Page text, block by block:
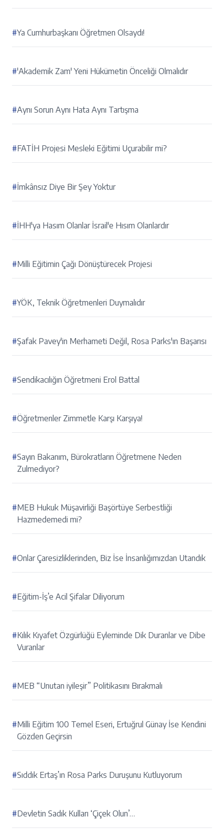
#Ya Cumhurbaşkanı Öğretmen Olsaydı!
#'Akademik Zam' Yeni Hükümetin Önceliği Olmalıdır
#Aynı Sorun Aynı Hata Aynı Tartışma
#FATİH Projesi Mesleki Eğitimi Uçurabilir mi?
#İmkânsız Diye Bir Şey Yoktur
#İHH'ya Hasım Olanlar İsrail'e Hısım Olanlardır
#Milli Eğitimin Çağı Dönüştürecek Projesi
#YÖK, Teknik Öğretmenleri Duymalıdır
#Şafak Pavey'in Merhameti Değil, Rosa Parks'ın Başarısı
#Sendikacılığın Öğretmeni Erol Battal
#Öğretmenler Zimmetle Karşı Karşıya!
#Sayın Bakanım, Bürokratların Öğretmene Neden
Zulmediyor?
#MEB Hukuk Müşavirliği Başörtüye Serbestliği
Hazmedemedi mi?
#Onlar Çaresizliklerinden, Biz İse İnsanlığımızdan Utandık
#Eğitim-İş’e Acil Şifalar Diliyorum
#Kılık Kıyafet Özgürlüğü Eyleminde Dik Duranlar ve Dibe
Vuranlar
#MEB “Unutan iyileşir” Politikasını Bırakmalı
#Milli Eğitim 100 Temel Eseri, Ertuğrul Günay İse Kendini
Gözden Geçirsin
#Sıddık Ertaş’ın Rosa Parks Duruşunu Kutluyorum
#Devletin Sadık Kulları ‘Çiçek Olun’…